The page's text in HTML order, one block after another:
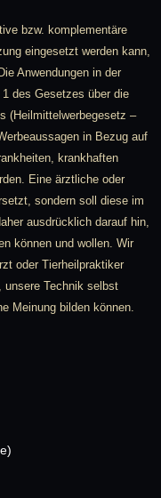
bzw. komplementäre
eingesetzt werden kann,
Anwendungen in der
des Gesetzes über die
(Heilmittelwerbegesetz –
in Bezug auf
krankhaften
Eine ärztliche oder
sondern soll diese im
ausdrücklich darauf hin,
können und wollen. Wir
oder Tierheilpraktiker
unsere Technik selbst
Meinung bilden können.